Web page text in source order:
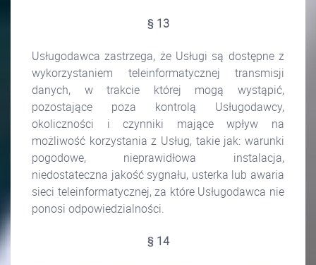
§ 13
Usługodawca zastrzega, że Usługi są dostępne z
wykorzystaniem teleinformatycznej transmisji
danych, w trakcie której mogą wystąpić,
pozostające poza kontrolą Usługodawcy,
okoliczności i czynniki mające wpływ na
możliwość korzystania z Usług, takie jak: warunki
pogodowe, nieprawidłowa instalacja,
niedostateczna jakość sygnału, usterka lub awaria
sieci teleinformatycznej, za które Usługodawca nie
ponosi odpowiedzialności.
§ 14